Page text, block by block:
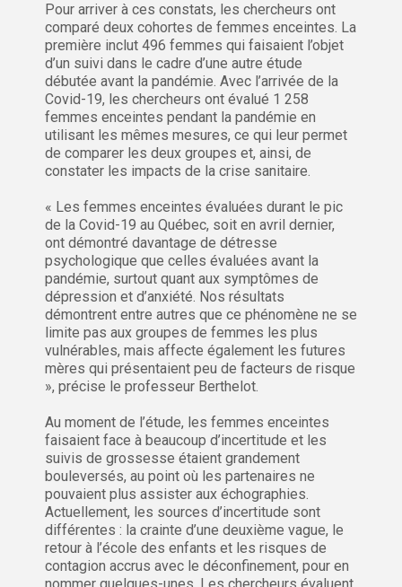
Pour arriver à ces constats, les chercheurs ont
comparé deux cohortes de femmes enceintes. La
première inclut 496 femmes qui faisaient l’objet
d’un suivi dans le cadre d’une autre étude
débutée avant la pandémie. Avec l’arrivée de la
Covid-19, les chercheurs ont évalué 1 258
femmes enceintes pendant la pandémie en
utilisant les mêmes mesures, ce qui leur permet
de comparer les deux groupes et, ainsi, de
constater les impacts de la crise sanitaire.
« Les femmes enceintes évaluées durant le pic
de la Covid-19 au Québec, soit en avril dernier,
ont démontré davantage de détresse
psychologique que celles évaluées avant la
pandémie, surtout quant aux symptômes de
dépression et d’anxiété. Nos résultats
démontrent entre autres que ce phénomène ne se
limite pas aux groupes de femmes les plus
vulnérables, mais affecte également les futures
mères qui présentaient peu de facteurs de risque
», précise le professeur Berthelot.
Au moment de l’étude, les femmes enceintes
faisaient face à beaucoup d’incertitude et les
suivis de grossesse étaient grandement
bouleversés, au point où les partenaires ne
pouvaient plus assister aux échographies.
Actuellement, les sources d’incertitude sont
différentes : la crainte d’une deuxième vague, le
retour à l’école des enfants et les risques de
contagion accrus avec le déconfinement, pour en